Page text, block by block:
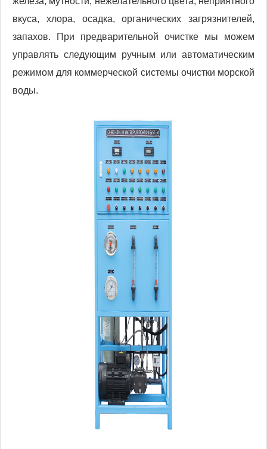
вкуса, хлора, осадка, органических загрязнителей,
запахов. При предварительной очистке мы можем
управлять следующим ручным или автоматическим
режимом для коммерческой системы очистки морской
воды.